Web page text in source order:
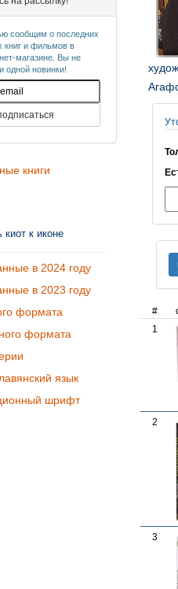
сообщим о последних
книг и фильмов в
магазине. Вы не
одной новинки!
книги
киот к иконе
в 2024 году
в 2023 году
формата
формата
язык
шрифт
#
1
2
3